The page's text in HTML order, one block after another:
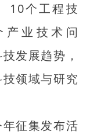
10个工程技
业技术问
发展趋势，
领域与研究
征集发布活